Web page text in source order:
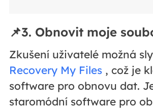
📌3. Obnovit moje
Zkušení uživatelé možná
Recovery My Files , což je
software pro obnovu dat.
staromódní software pro